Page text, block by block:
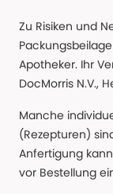
Zu Risiken und
Apotheker. Ihr
DocMorris N.V.,
Manche
(Rezepturen)
Anfertigung
vor Bestellung